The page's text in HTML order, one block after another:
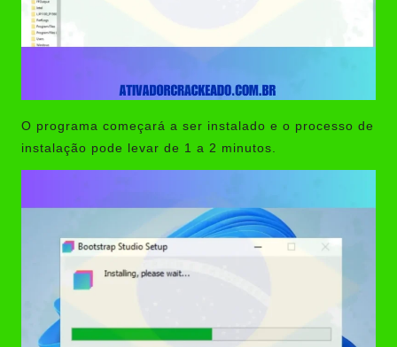
O programa começará a ser instalado e o processo de
instalação pode levar de 1 a 2 minutos.